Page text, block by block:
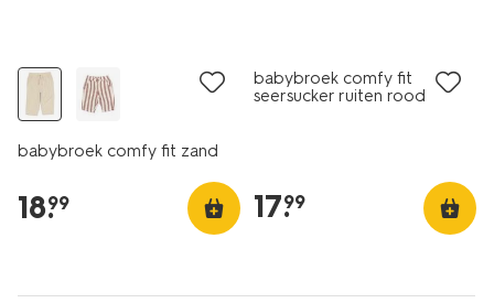
babybroek comfy fit zand
18.
99
babybroek comfy fit
seersucker ruiten rood
17.
99